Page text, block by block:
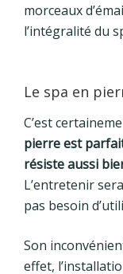
morceaux
l’intégralité du
Le spa en
C’est
pierre est
résiste aussi
L’entretenir
pas besoin
Son
effet,